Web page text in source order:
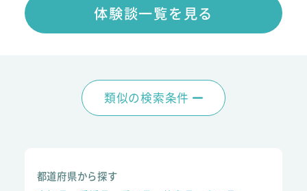
体験談一覧を見る
類似の検索条件
都道府県から探す